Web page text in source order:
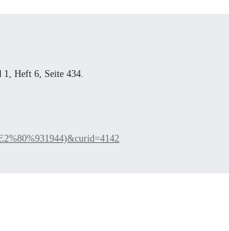
1, Heft 6, Seite 434.